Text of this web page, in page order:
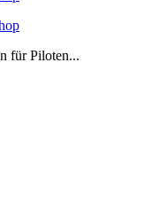
für Piloten...